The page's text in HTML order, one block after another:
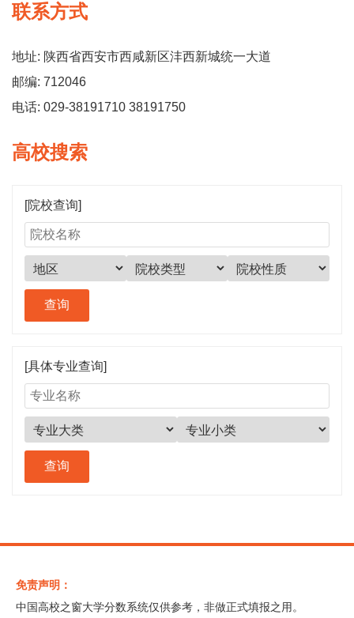
联系方式
地址: 陕西省西安市西咸新区沣西新城统一大道
邮编: 712046
电话: 029-38191710 38191750
高校搜索
[院校查询]
[具体专业查询]
免责声明：
中国高校之窗大学分数系统仅供参考，非做正式填报之用。